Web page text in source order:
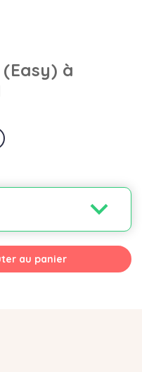
à
expand_more
au panier